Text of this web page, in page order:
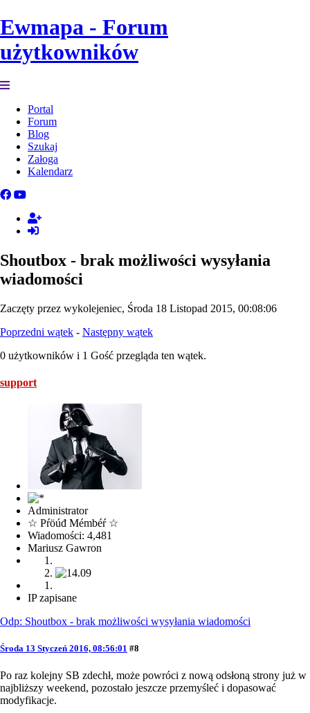
Ewmapa - Forum
użytkowników
Portal
Forum
Blog
Szukaj
Załoga
Kalendarz
Shoutbox - brak możliwości wysyłania
wiadomości
Zaczęty przez wykolejeniec, Środa 18 Listopad 2015, 00:08:06
Poprzedni wątek - Następny wątek
0 użytkowników i 1 Gość przegląda ten wątek.
support
Administrator
☆ Pŕöúđ Mémbéŕ ☆
Wiadomości: 4,481
Mariusz Gawron
IP zapisane
Odp: Shoutbox - brak możliwości wysyłania wiadomości
Środa 13 Styczeń 2016, 08:56:01 #8
Po raz kolejny SB zdechł, może powróci z nową odsłoną strony już w
najbliższy weekend, pozostało jeszcze przemyśleć i dopasować
modyfikacje.